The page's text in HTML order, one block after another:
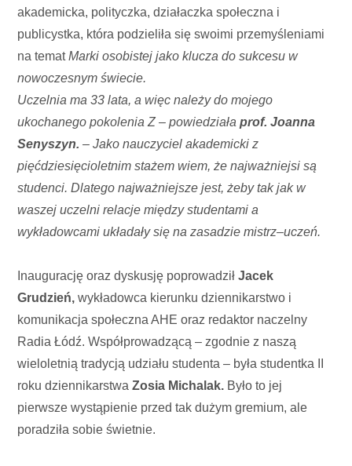
akademicka, polityczka, działaczka społeczna i
publicystka, która podzieliła się swoimi przemyśleniami
na tematMarki osobistej jako klucza do sukcesu w
nowoczesnym świecie.
Uczelnia ma 33 lata, a więc należy do mojego
ukochanego pokolenia Z – powiedziałaprof. Joanna
Senyszyn.– Jako nauczyciel akademicki z
pięćdziesięcioletnim stażem wiem, że najważniejsi są
studenci. Dlatego najważniejsze jest, żeby tak jak w
waszej uczelni relacje między studentami a
wykładowcami układały się na zasadzie mistrz–uczeń.
Inaugurację oraz dyskusję poprowadziłJacek
Grudzień,wykładowca kierunku dziennikarstwo i
komunikacja społeczna AHE oraz redaktor naczelny
Radia Łódź. Współprowadzącą – zgodnie z naszą
wieloletnią tradycją udziału studenta – była studentka II
roku dziennikarstwaZosia Michalak. Było to jej
pierwsze wystąpienie przed tak dużym gremium, ale
poradziła sobie świetnie.